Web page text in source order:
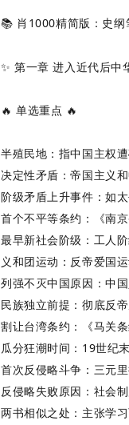
📚 ‌ 肖1000精简版：史纲
✨ ‌第一章 进入近代后中
🔥 ‌单选重点 ‌ 🔥
半殖民地 ：指中国主权
决定性矛盾 ：帝国主义
阶级矛盾上升事件 ：如
首个不平等条约 ：《南
最早新社会阶级 ：工人阶
义和团运动 ：反帝爱国运
列强不灭中国原因 ：中
民族独立前提 ：彻底反
割让台湾条约 ：《马关条
瓜分狂潮时间 ：19世纪末
首次反侵略斗争 ：三元
反侵略失败原因 ：社会
两书相似之处 ：主张学习